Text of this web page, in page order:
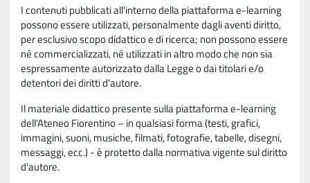
I contenuti pubblicati all'interno della piattaforma e-learning
possono essere utilizzati, personalmente dagli aventi diritto,
per esclusivo scopo didattico e di ricerca; non possono essere
né commercializzati, né utilizzati in altro modo che non sia
espressamente autorizzato dalla Legge o dai titolari e/o
detentori dei diritti d'autore.
Il materiale didattico presente sulla piattaforma e-learning
dell'Ateneo Fiorentino – in qualsiasi forma (testi, grafici,
immagini, suoni, musiche, filmati, fotografie, tabelle, disegni,
messaggi, ecc.) - è protetto dalla normativa vigente sul diritto
d'autore.